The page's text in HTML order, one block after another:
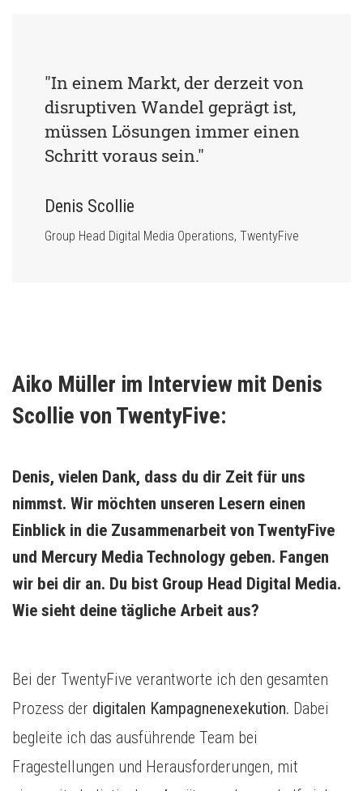
"In einem Markt, der derzeit von
disruptiven Wandel geprägt ist,
müssen Lösungen immer einen
Schritt voraus sein."
Denis Scollie
Group Head Digital Media Operations, TwentyFive
Aiko Müller im Interview mit Denis
Scollie von TwentyFive:
Denis, vielen Dank, dass du dir Zeit für uns
nimmst. Wir möchten unseren Lesern einen
Einblick in die Zusammenarbeit von TwentyFive
und Mercury Media Technology geben. Fangen
wir bei dir an. Du bist Group Head Digital Media.
Wie sieht deine tägliche Arbeit aus?
Bei der TwentyFive verantworte ich den gesamten
Prozess der digitalen Kampagnenexekution. Dabei
begleite ich das ausführende Team bei
Fragestellungen und Herausforderungen, mit